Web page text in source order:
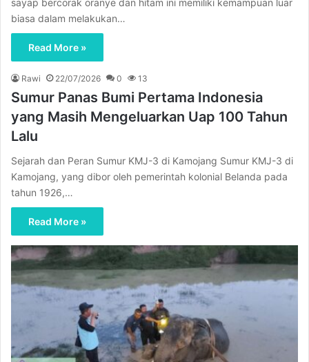
biasa dalam melakukan…
Read More »
Rawi 22/07/2026 0 13
Sumur Panas Bumi Pertama Indonesia
yang Masih Mengeluarkan Uap 100 Tahun
Lalu
Sejarah dan Peran Sumur KMJ-3 di Kamojang Sumur KMJ-3 di
Kamojang, yang dibor oleh pemerintah kolonial Belanda pada
tahun 1926,…
Read More »